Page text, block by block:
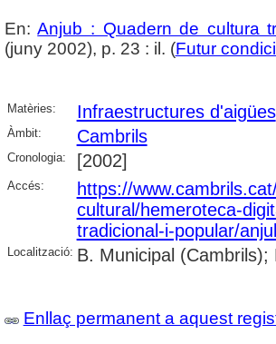
En:Anjub : Quadern de cultura
(juny 2002), p. 23 : il. (Futur
Matèries: Infraestructures d'aigües
Àmbit: Cambrils
Cronologia: [2002]
Accés:
https://
cultural/hemeroteca-
tradicional-i-popular/
Localització: B. Municipal
Enllaç permanent a aquest